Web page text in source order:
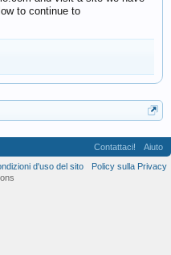
to continue to
Contattaci!
Aiuto
d'uso del sito
Policy sulla Privacy